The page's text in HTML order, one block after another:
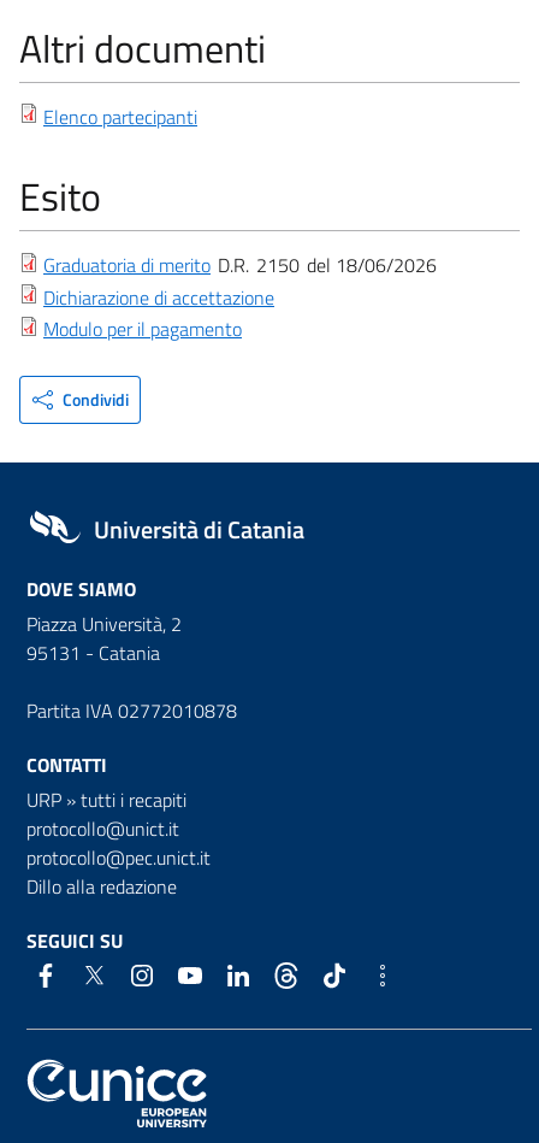
Altri documenti
Elenco partecipanti
Esito
Graduatoria di merito D.R. 2150
18/06/2026
Dichiarazione di accettazione
Modulo per il pagamento
Condividi
Università di Catania
DOVE SIAMO
Piazza Università, 2
95131 - Catania
Partita IVA 02772010878
CONTATTI
URP »tutti i recapiti
protocollo@unict.it
protocollo@pec.unict.it
Dillo alla redazione
SEGUICI SU